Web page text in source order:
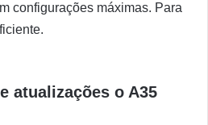
configurações máximas. Para
atualizações o A35